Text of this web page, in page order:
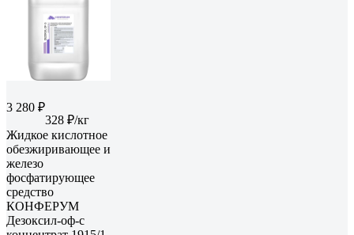
3 280 ₽
328 ₽/кг
Жидкое кислотное
обезжиривающее и
железо
фосфатирующее
средство
КОНФЕРУМ
Дезоксил-оф-с